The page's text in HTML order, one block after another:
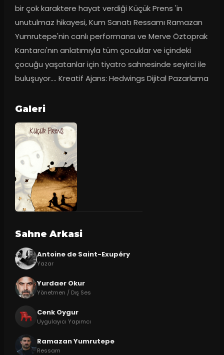
bir çok karaktere hayat verdiği Küçük Prens 'in
unutulmaz hikayesi, Kum Sanatı Ressamı Ramazan
Yumrutepe'nin canlı performansı ve Merve Öztoprak
Kantarcı'nın anlatımıyla tüm çocuklar ve içindeki
çocuğu yaşatanlar için tiyatro sahnesinde seyirci ile
buluşuyor.... Kreatif Ajans: Hedwings Dijital Pazarlama
Galeri
Sahne Arkasi
Antoine de Saint-Exupéry
Yazar
Yurdaer Okur
Yönetmen / Dış Ses
Cenk Oygur
Uygulayıcı Yapımcı
Ramazan Yumrutepe
Ressam